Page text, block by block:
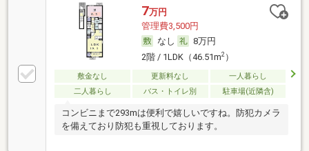
7万円
管理費3,500円
なし
8万円
2階 / 1LDK（46.51m2）
敷金なし 更新料なし
一人暮らし
二人暮らし
バス・トイレ別 駐車場(近隣含)
コンビニまで293mは便利で嬉しいですね。防犯カメラ
を備えており防犯も重視しております。